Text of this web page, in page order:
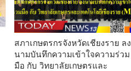
สภาเกษตรกรจังหวัดเชียงราย ลง
นามบันทึกความเข้าใจความร่วม
มือ กับ วิทยาลัยเกษตรและ